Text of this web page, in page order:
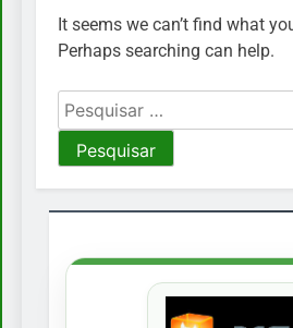
It seems we can’t find what
Perhaps searching can help.
Pesquisar
por: